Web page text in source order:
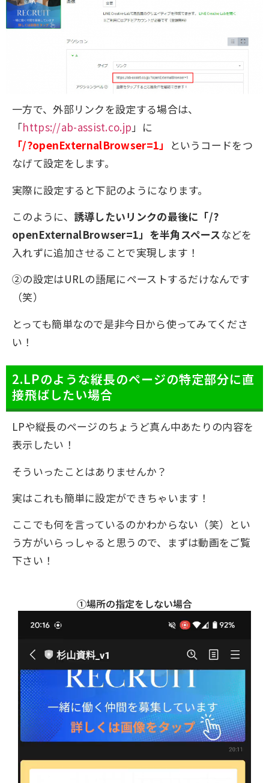
一方で、外部リンクを設定する場合は、
「https://ab-assist.co.jp」に
「/?openExternalBrowser=1」 というコードをつ
なげて設定をします。
実際に設定すると下記のようになります。
このように、 誘導したいリンクの最後に「/?
openExternalBrowser=1」を半角スペースなどを
入れずに追加させることで実現します！
②の設定はURLの語尾にペーストするだけなんです
（笑）
とっても簡単なので是非今日から使ってみてくださ
い！
2.LPのような縦長のページの特定部分に直
接飛ばしたい場合
LPや縦長のページのちょうど真ん中あたりの内容を
表示したい！
そういったことはありませんか？
実はこれも簡単に設定ができちゃいます！
ここでも何を言っているのかわからない（笑）とい
う方がいらっしゃると思うので、まずは動画をご覧
下さい！
①場所の指定をしない場合